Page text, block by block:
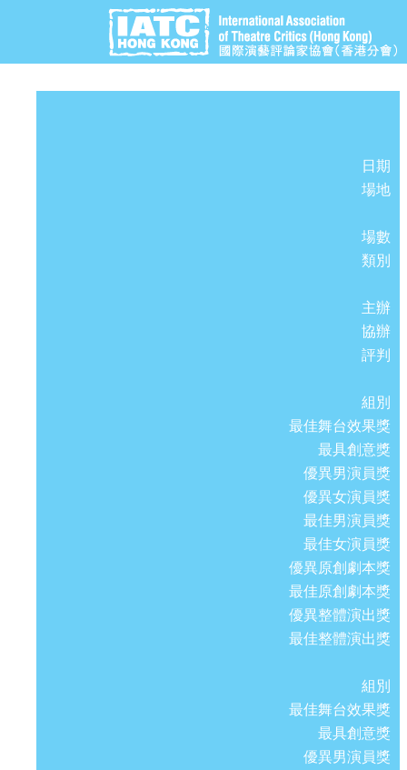
日期
場地
場數
類別
主辦
協辦
評判
組別
最佳舞台效果獎
最具創意獎
優異男演員獎
優異女演員獎
最佳男演員獎
最佳女演員獎
優異原創劇本獎
最佳原創劇本獎
優異整體演出獎
最佳整體演出獎
組別
最佳舞台效果獎
最具創意獎
優異男演員獎